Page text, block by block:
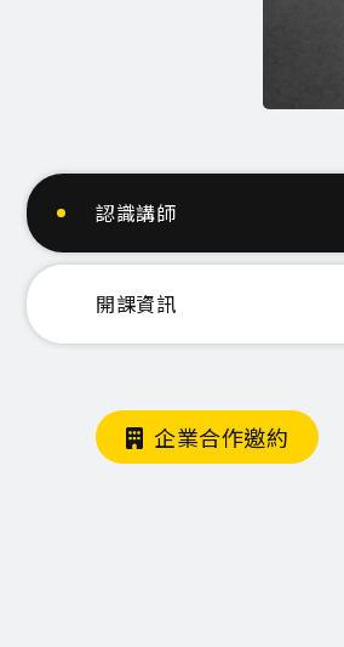
認識講師
開課資訊
企業合作邀約